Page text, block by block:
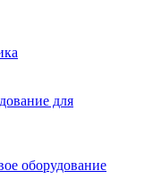
для
оборудование